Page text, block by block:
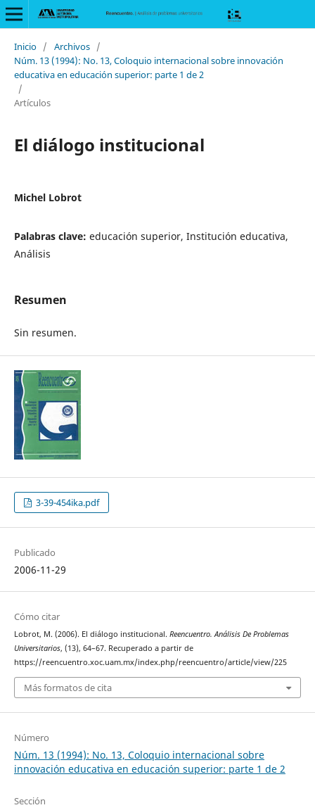
Inicio / Archivos /
Núm. 13 (1994): No. 13, Coloquio internacional sobre innovación
educativa en educación superior: parte 1 de 2
/
Artículos
El diálogo institucional
Michel Lobrot
Palabras clave: educación superior, Institución educativa,
Análisis
Resumen
Sin resumen.
3-39-454ika.pdf
Publicado
2006-11-29
Cómo citar
Lobrot, M. (2006). El diálogo institucional. Reencuentro. Análisis De Problemas
Universitarios, (13), 64–67. Recuperado a partir de
https://reencuentro.xoc.uam.mx/index.php/reencuentro/article/view/225
Más formatos de cita
Número
Núm. 13 (1994): No. 13, Coloquio internacional sobre
innovación educativa en educación superior: parte 1 de 2
Sección